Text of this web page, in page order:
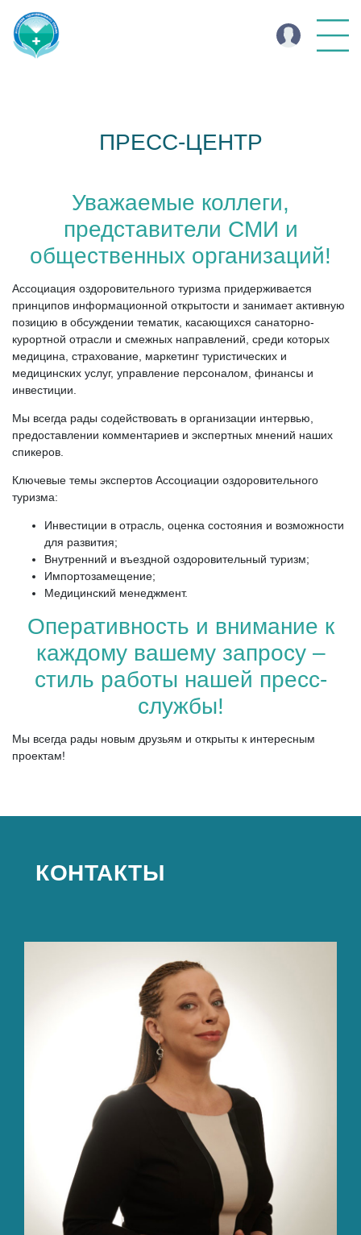
ПРЕСС-ЦЕНТР
Уважаемые коллеги,
представители СМИ и
общественных организаций!
Ассоциация оздоровительного туризма придерживается
принципов информационной открытости и занимает активную
позицию в обсуждении тематик, касающихся санаторно-
курортной отрасли и смежных направлений, среди которых
медицина, страхование, маркетинг туристических и
медицинских услуг, управление персоналом, финансы и
инвестиции.
Мы всегда рады содействовать в организации интервью,
предоставлении комментариев и экспертных мнений наших
спикеров.
Ключевые темы экспертов Ассоциации оздоровительного
туризма:
Инвестиции в отрасль, оценка состояния и возможности
для развития;
Внутренний и въездной оздоровительный туризм;
Импортозамещение;
Медицинский менеджмент.
Оперативность и внимание к
каждому вашему запросу –
стиль работы нашей пресс-
службы!
Мы всегда рады новым друзьям и открыты к интересным
проектам!
КОНТАКТЫ